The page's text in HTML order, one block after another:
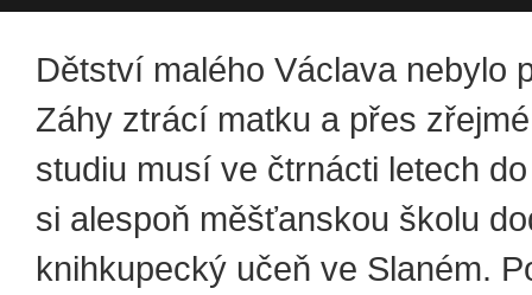
Dětství malého Václava nebylo
Záhy ztrácí matku a přes
studiu musí ve čtrnácti letech
si alespoň měšťanskou školu
knihkupecký učeň ve Slaném.